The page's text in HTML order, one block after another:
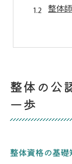
整体
整体
整体
整体
整体の公
一歩
整体資格の基